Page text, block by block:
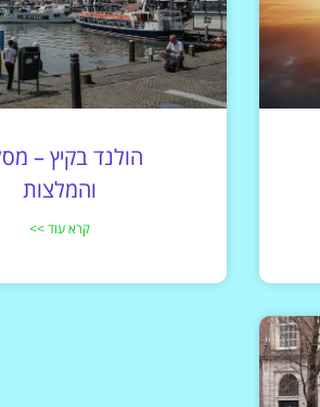
הולנד בקיץ –
והמלצות
קרא עוד >>